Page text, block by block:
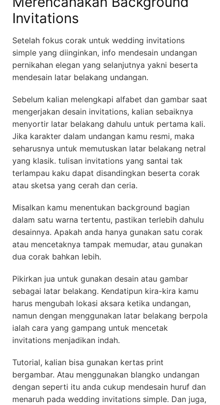
Invitations
Setelah fokus corak untuk wedding invitations
simple yang diinginkan, info mendesain undangan
pernikahan elegan yang selanjutnya yakni beserta
mendesain latar belakang undangan.
Sebelum kalian melengkapi alfabet dan gambar saat
mengerjakan desain invitations, kalian sebaiknya
menyortir latar belakang dahulu untuk pertama kali.
Jika karakter dalam undangan kamu resmi, maka
seharusnya untuk memutuskan latar belakang netral
yang klasik. tulisan invitations yang santai tak
terlampau kaku dapat disandingkan beserta corak
atau sketsa yang cerah dan ceria.
Misalkan kamu menentukan background bagian
dalam satu warna tertentu, pastikan terlebih dahulu
desainnya. Apakah anda hanya gunakan satu corak
atau mencetaknya tampak memudar, atau gunakan
dua corak bahkan lebih.
Pikirkan jua untuk gunakan desain atau gambar
sebagai latar belakang. Kendatipun kira-kira kamu
harus mengubah lokasi aksara ketika undangan,
namun dengan menggunakan latar belakang berpola
ialah cara yang gampang untuk mencetak
invitations menjadikan indah.
Tutorial, kalian bisa gunakan kertas print
bergambar. Atau menggunakan blangko undangan
dengan seperti itu anda cukup mendesain huruf dan
menaruh pada wedding invitations simple. Dan juga,